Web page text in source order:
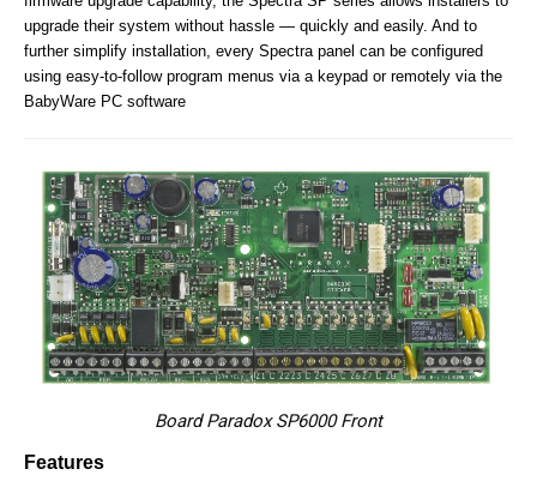
upgrade their system without hassle — quickly and easily. And to
further simplify installation, every Spectra panel can be configured
using easy-to-follow program menus via a keypad or remotely via the
BabyWare PC software
Board Paradox SP6000 Front
Features